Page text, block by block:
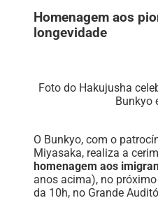
Homenagem aos
longevidade
Foto do Hakujusha
Bunkyo
O Bunkyo, com o
Miyasaka, realiza a
homenagem aos
anos acima), no
da 10h, no Grande